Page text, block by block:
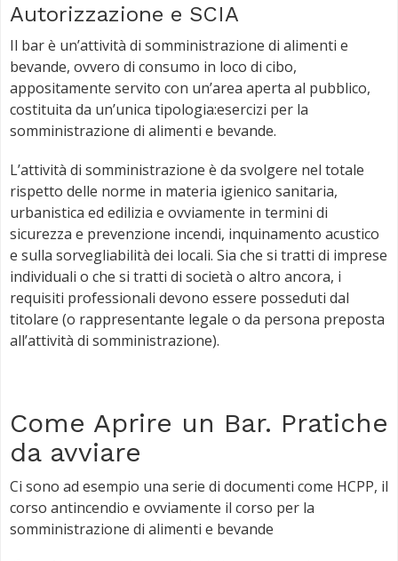
Autorizzazione e SCIA
Il bar è un’attività di somministrazione di alimenti e
bevande, ovvero di consumo in loco di cibo,
appositamente servito con un’area aperta al pubblico,
costituita da un’unica tipologia:esercizi per la
somministrazione di alimenti e bevande.
L’attività di somministrazione è da svolgere nel totale
rispetto delle norme in materia igienico sanitaria,
urbanistica ed edilizia e ovviamente in termini di
sicurezza e prevenzione incendi, inquinamento acustico
e sulla sorvegliabilità dei locali. Sia che si tratti di imprese
individuali o che si tratti di società o altro ancora, i
requisiti professionali devono essere posseduti dal
titolare (o rappresentante legale o da persona preposta
all’attività di somministrazione).
Come Aprire un Bar. Pratiche
da avviare
Ci sono ad esempio una serie di documenti come HCPP, il
corso antincendio e ovviamente il corso per la
somministrazione di alimenti e bevande